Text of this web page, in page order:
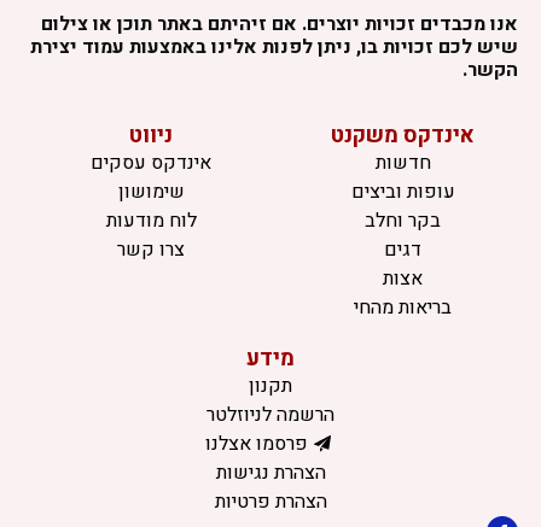
אנו מכבדים זכויות יוצרים. אם זיהיתם באתר תוכן או צילום
שיש לכם זכויות בו, ניתן לפנות אלינו באמצעות עמוד יצירת
הקשר.
אינדקס משקנט
חדשות
עופות וביצים
בקר וחלב
דגים
אצות
בריאות מהחי
ניווט
אינדקס עסקים
שימושון
לוח מודעות
צרו קשר
מידע
תקנון
הרשמה לניוזלטר
פרסמו אצלנו
הצהרת נגישות
הצהרת פרטיות